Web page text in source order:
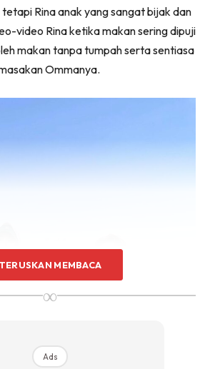
tetapi Rina anak yang sangat bijak dan
video Rina ketika makan sering dipuji
makan tanpa tumpah serta sentiasa
Ommanya.
TERUSKAN MEMBACA
∞
Ads